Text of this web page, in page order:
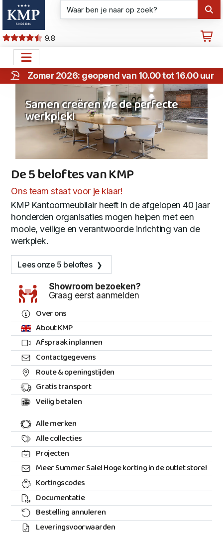
9.8
Zomer 2026: geopend van 10.00 tot 16.00 uur
Samen creëren we de perfecte
werkplek!
De 5 beloftes van KMP
De 5 beloftes van KMP
Ons team staat voor je klaar!
KMP Kantoormeubilair heeft in de afgelopen 40 jaar
honderden organisaties mogen helpen met een
mooie, veilige en verantwoorde inrichting van de
werkplek.
Lees onze 5 beloftes
Showroom bezoeken?
Graag eerst aanmelden
Over ons
About KMP
Afspraak inplannen
Contactgegevens
Route & openingstijden
Gratis transport
Veilig betalen
Alle merken
Alle collecties
Projecten
Meer Summer Sale! Hoge korting in de outlet store!
Kortingscodes
Documentatie
Bestelling annuleren
Leveringsvoorwaarden